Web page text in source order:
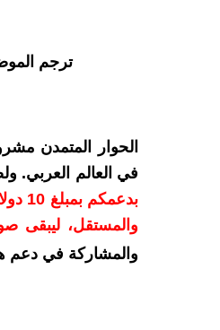
ترجم
الحوار المتمدن
في العالم العربي.
والمستقل، ليبقى
والمشاركة في دعم